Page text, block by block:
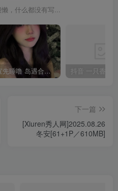
，什么都没有写...
小宣先睡噜 岛遇合集[持续更新2025.08.27]
下一篇
[Xiuren秀人网]2025.08.26
冬安[61+1P／610MB]